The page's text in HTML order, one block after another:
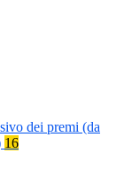
dei premi (da
16